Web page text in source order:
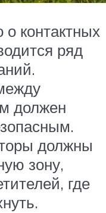
контактных
ряд
должен
должны
зону,
где